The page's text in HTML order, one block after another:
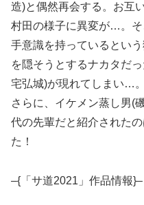
造)と偶然再会する。お互
村田の様子に異変が…。
手意識を持っているとい
を隠そうとするナカタだ
宅弘城)が現れてしまい…。
さらに、イケメン蒸し男(
代の先輩だと紹介された
た！
–{「サ道2021」作品情報}–